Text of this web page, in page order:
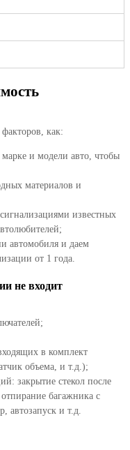
как:
и модели авто, чтобы
материалов и
известных
автомобиля и даем
от 1 года.
не входит
в комплект
объема, и т.д.);
закрытие стекол после
багажника с
автозапуск и т.д.